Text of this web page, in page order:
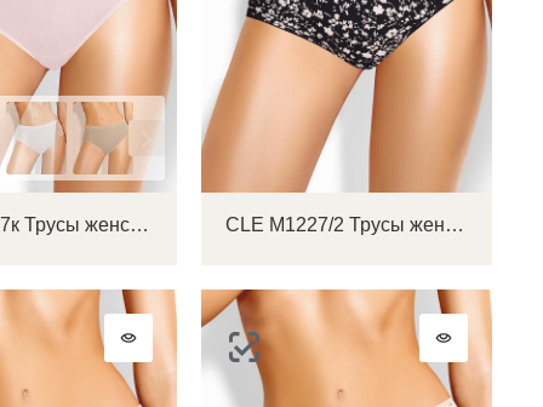
CLE C1127к Трусы женские слипы CLE M1227/2 Трусы женские макси